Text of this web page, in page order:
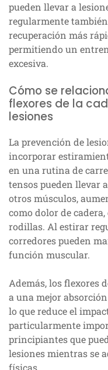
pueden llevar a
regularmente
recuperación más
permitiendo un
excesiva.
Cómo se
flexores de la
lesiones
La prevención de
incorporar
en una rutina de
tensos pueden llevar
otros músculos,
como dolor de
rodillas. Al estirar
corredores pueden
función muscular.
Además, los flexores
a una mejor
lo que reduce el
particularmente
principiantes que
lesiones mientras se